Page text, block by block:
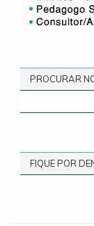
PROCURAR
FIQUE POR